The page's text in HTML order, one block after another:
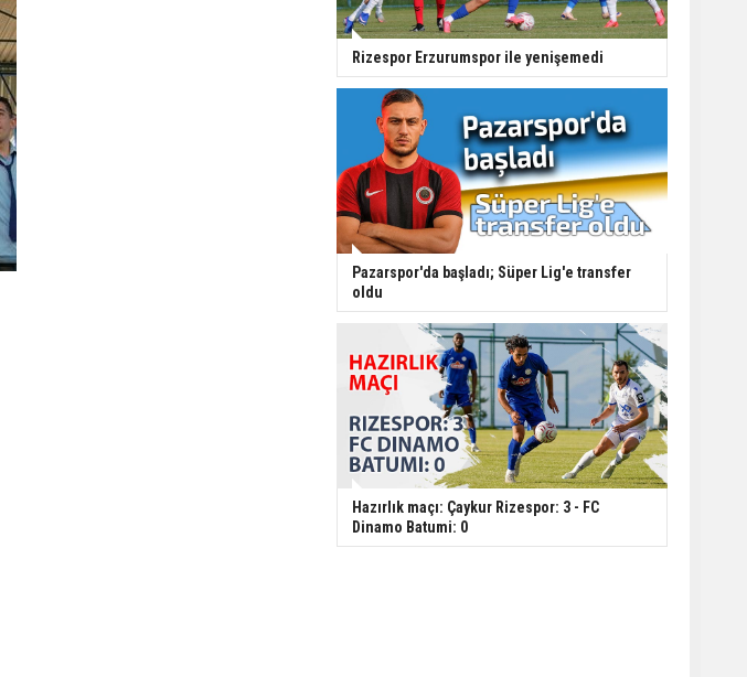
Rizespor Erzurumspor ile yenişemedi
Pazarspor'da başladı; Süper Lig'e transfer
oldu
Hazırlık maçı: Çaykur Rizespor: 3 - FC
Dinamo Batumi: 0